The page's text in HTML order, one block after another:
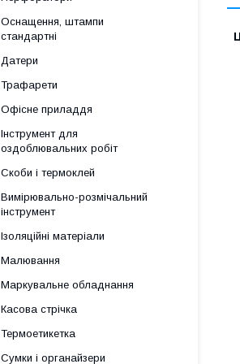
Оснащення, штампи
стандартні
Датери
Трафарети
Офісне приладдя
Інструмент для
оздоблювальних робіт
Скоби і термоклей
Вимірювально-розмічальний
інструмент
Ізоляційні матеріали
Малювання
Маркувальне обладнання
Касова стрічка
Термоетикетка
Сумки і органайзери